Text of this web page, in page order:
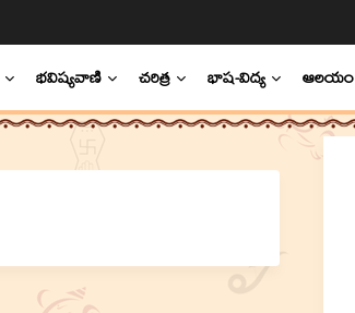
భవిష్యవాణి చరిత్ర భాష-విద్య ఆలయం